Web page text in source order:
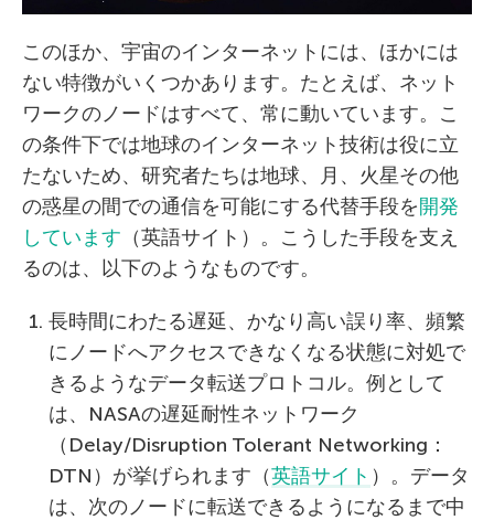
このほか、宇宙のインターネットには、ほかには
ない特徴がいくつかあります。たとえば、ネット
ワークのノードはすべて、常に動いています。こ
の条件下では地球のインターネット技術は役に立
たないため、研究者たちは地球、月、火星その他
の惑星の間での通信を可能にする代替手段を開発
しています （英語サイト）。こうした手段を支え
るのは、以下のようなものです。
長時間にわたる遅延、かなり高い誤り率、頻繁
にノードへアクセスできなくなる状態に対処で
きるようなデータ転送プロトコル。例として
は、NASAの遅延耐性ネットワーク
（Delay/Disruption Tolerant Networking：
DTN）が挙げられます（英語サイト ）。データ
は、次のノードに転送できるようになるまで中